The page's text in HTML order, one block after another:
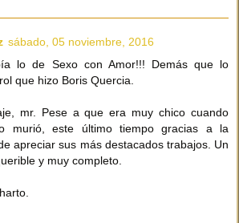
sábado, 05 noviembre, 2016
lo de Sexo con Amor!!! Demás que lo
que hizo Boris Quercia.
mr. Pese a que era muy chico cuando
murió, este último tiempo gracias a la
apreciar sus más destacados trabajos. Un
y muy completo.